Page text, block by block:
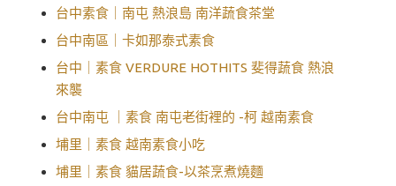
台中素食｜南屯 熱浪島 南洋蔬食茶堂
台中南區｜卡如那泰式素食
台中｜素食 VERDURE HOTHITS 斐得蔬食 熱浪
來襲
台中南屯 ｜素食 南屯老街裡的 -柯 越南素食
埔里｜素食 越南素食小吃
埔里｜素食 貓居蔬食-以茶烹煮燒麵